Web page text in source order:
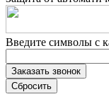
Введите символы с